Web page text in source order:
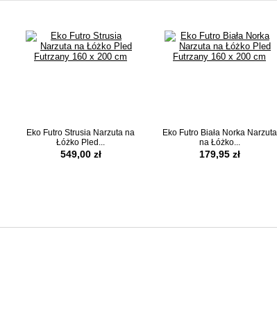
Eko Futro Strusia Narzuta na
Łóżko Pled...
549,00 zł
Eko Futro Biała Norka Narzuta
na Łóżko...
179,95 zł